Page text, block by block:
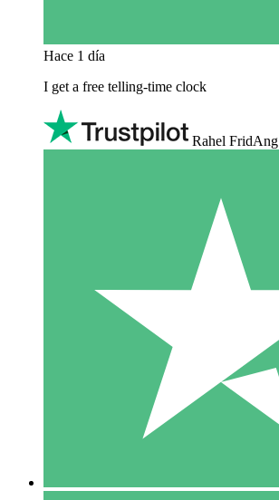
Hace 1 día
I get a free telling-time clock
Rahel FridAng